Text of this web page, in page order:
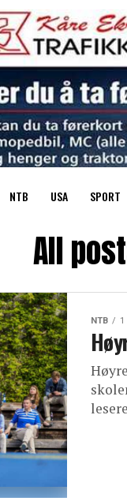
NTB USA SPORT
All
NTB